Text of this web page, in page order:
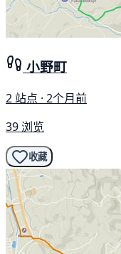
小野町
2 站点 · 2个月前
39 浏览
收藏